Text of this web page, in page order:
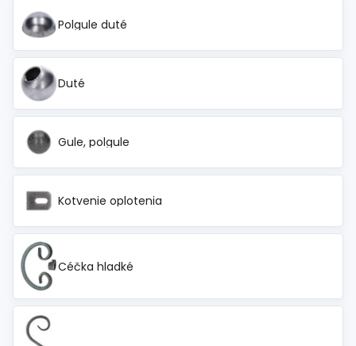
Hutnícky
Spojovací
%Zľava
Polgule duté
Duté
Gule, polgule
Kotvenie oplotenia
Céčka hladké